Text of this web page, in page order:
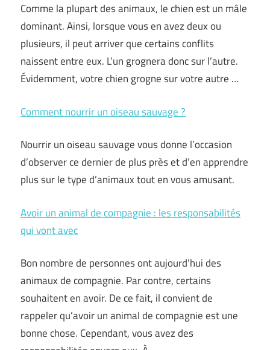
Comme la plupart des animaux, le chien est un mâle
dominant. Ainsi, lorsque vous en avez deux ou
plusieurs, il peut arriver que certains conflits
naissent entre eux. L’un grognera donc sur l’autre.
Évidemment, votre chien grogne sur votre autre …
Comment nourrir un oiseau sauvage ?
Nourrir un oiseau sauvage vous donne l’occasion
d’observer ce dernier de plus près et d’en apprendre
plus sur le type d’animaux tout en vous amusant.
Avoir un animal de compagnie : les responsabilités
qui vont avec
Bon nombre de personnes ont aujourd’hui des
animaux de compagnie. Par contre, certains
souhaitent en avoir. De ce fait, il convient de
rappeler qu’avoir un animal de compagnie est une
bonne chose. Cependant, vous avez des